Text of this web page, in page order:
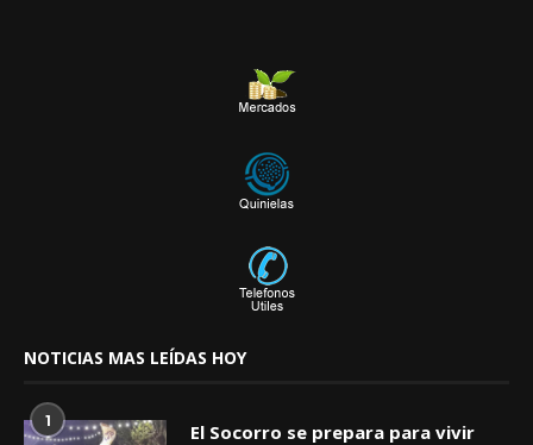
NOTICIAS MAS LEÍDAS HOY
1
El Socorro se prepara para vivir